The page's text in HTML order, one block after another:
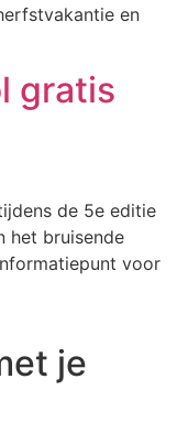
en
gratis
de 5e editie
het bruisende
voor
je